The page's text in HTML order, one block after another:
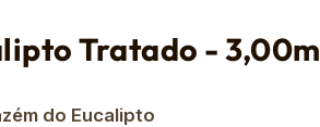
Tratado - 3,00m
do Eucalipto